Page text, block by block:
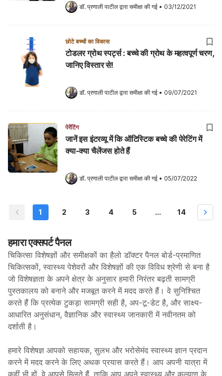
डॉ. प्रणाली पाटील द्वारा समीक्षा की गई • 03/12/2021
छोटे बच्चों का विकास
टोडलर ग्रोथ स्पर्ट्स : बच्चे की ग्रोथ के महत्वपूर्ण चरण,
जानिए विस्तार से!
डॉ. प्रणाली पाटील द्वारा समीक्षा की गई • 09/07/2021
पेरेंटिंग
जानें इस इंटरव्यू में कि ऑटिस्टिक बच्चे की पेरेटिंग में
क्या-क्या चैलेंजस होते हैं
डॉ. प्रणाली पाटील द्वारा समीक्षा की गई • 05/07/2022
1 2 3 4 5 ... 14
हमारा एक्सपर्ट पैनल
चिकित्सा विशेषज्ञों और समीक्षकों का हैलो डॉक्टर पैनल बोर्ड-प्रमाणित
चिकित्सकों, स्वास्थ्य पेशेवरों और विशेषज्ञों की एक विविध श्रेणी से बना है
जो विशेषज्ञता के अपने क्षेत्र के अनुसार हमारी निरंतर बढ़ती सामग्री
पुस्तकालय को बनाने और मजबूत करने में मदद करते हैं। वे सुनिश्चित
करते हैं कि प्रत्येक टुकड़ा सामग्री सही है, अप-टू-डेट है, और साक्ष्य-
आधारित अनुसंधान, वैज्ञानिक और स्वास्थ्य जानकारी में नवीनतम को
दर्शाती है।
हमारे विशेषज्ञ आपको सहायक, सुलभ और भरोसेमंद स्वास्थ्य ज्ञान प्रदान
करने में मदद करने के लिए अथक प्रयास करते हैं। आप अपनी यात्रा में
कहीं भी हों, वे आपसे मिलते हैं, ताकि आप अपने स्वास्थ्य और कल्याण के